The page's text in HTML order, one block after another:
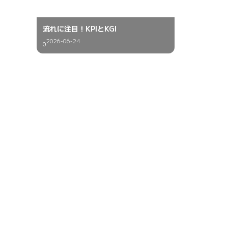
流れに注目！KPIとKGI
02026-06-24